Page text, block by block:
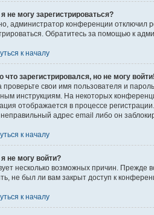
не могу зарегистрироваться?
администратор конференции отключил
Обратитесь за помощью к
к началу
что зарегистрировался, но не могу войти!
проверьте свои имя пользователя и
инструкциям. На некоторых
отображается в процессе
неправильный адрес email либо он
к началу
не могу войти?
несколько возможных причин. Прежде
не был ли вам закрыт доступ к
к началу